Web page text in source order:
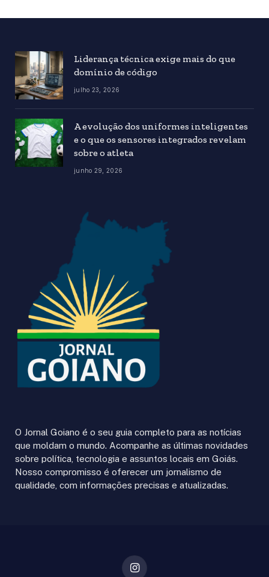
Liderança técnica exige mais do que
domínio de código
julho 23, 2026
A evolução dos uniformes inteligentes
e o que os sensores integrados revelam
sobre o atleta
junho 29, 2026
O Jornal Goiano é o seu guia completo para as notícias
que moldam o mundo. Acompanhe as últimas novidades
sobre política, tecnologia e assuntos locais em Goiás.
Nosso compromisso é oferecer um jornalismo de
qualidade, com informações precisas e atualizadas.
Instagram